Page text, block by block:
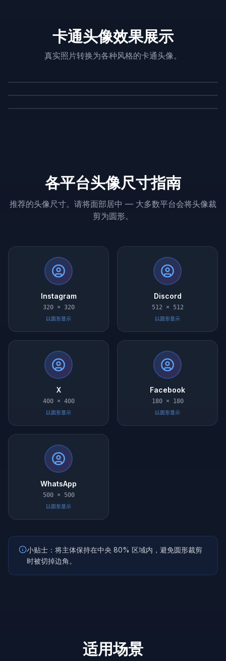
卡通头像效果展示
真实照片转换为各种风格的卡通头像。
各平台头像尺寸指南
推荐的头像尺寸。请将面部居中 — 大多数平台会将头像裁
剪为圆形。
Instagram
320 × 320
以圆形显示
Discord
512 × 512
以圆形显示
X
400 × 400
以圆形显示
Facebook
180 × 180
以圆形显示
WhatsApp
500 × 500
以圆形显示
小贴士：将主体保持在中央 80% 区域内，避免圆形裁剪
时被切掉边角。
适用场景